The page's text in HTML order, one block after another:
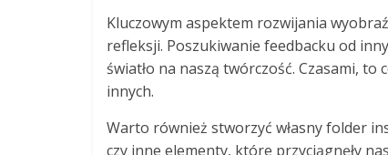
Kluczowym aspektem rozwijania
refleksji. Poszukiwanie feedbacku od
światło na naszą twórczość. Czasami, to
innych.
Warto również stworzyć własny folder
czy inne elementy, które przyciągnęły